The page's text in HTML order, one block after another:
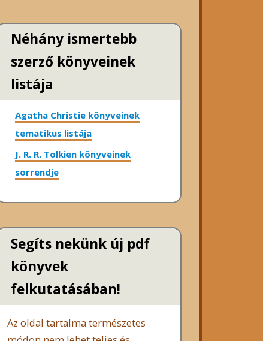
Néhány ismertebb
szerző könyveinek
listája
Agatha Christie könyveinek
tematikus listája
J. R. R. Tolkien könyveinek
sorrendje
Segíts nekünk új pdf
könyvek
felkutatásában!
Az oldal tartalma természetes